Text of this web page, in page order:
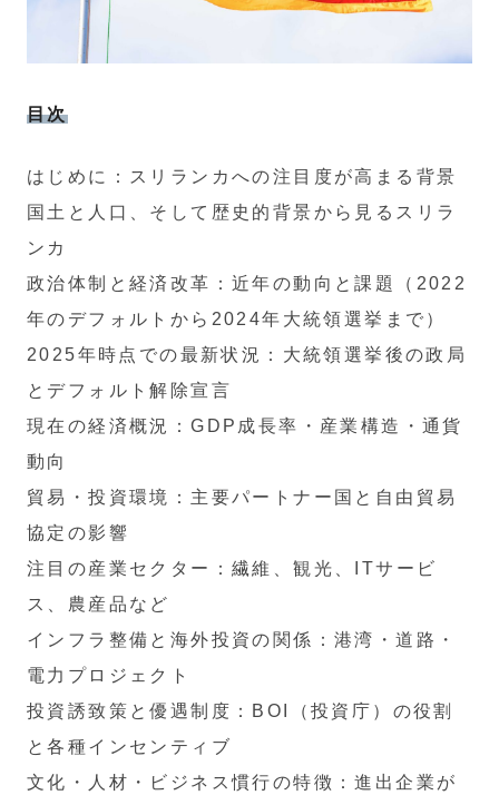
目次
はじめに：スリランカへの注目度が高まる背景
国土と人口、そして歴史的背景から見るスリラ
ンカ
政治体制と経済改革：近年の動向と課題（2022
年のデフォルトから2024年大統領選挙まで）
2025年時点での最新状況：大統領選挙後の政局
とデフォルト解除宣言
現在の経済概況：GDP成長率・産業構造・通貨
動向
貿易・投資環境：主要パートナー国と自由貿易
協定の影響
注目の産業セクター：繊維、観光、ITサービ
ス、農産品など
インフラ整備と海外投資の関係：港湾・道路・
電力プロジェクト
投資誘致策と優遇制度：BOI（投資庁）の役割
と各種インセンティブ
文化・人材・ビジネス慣行の特徴：進出企業が